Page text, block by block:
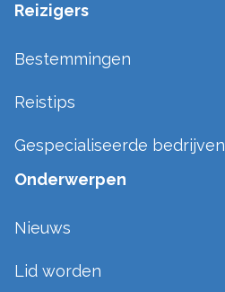
Reizigers
Bestemmingen
Reistips
Gespecialiseerde bedrijven
Onderwerpen
Nieuws
Lid worden